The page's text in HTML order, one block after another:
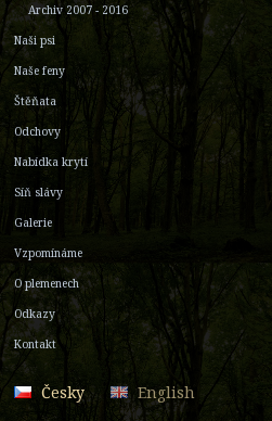
Archiv 2007 - 2016
Naši psi
Naše feny
Štěňata
Odchovy
Nabídka krytí
Síň slávy
Galerie
Vzpomínáme
O plemenech
Odkazy
Kontakt
Česky English